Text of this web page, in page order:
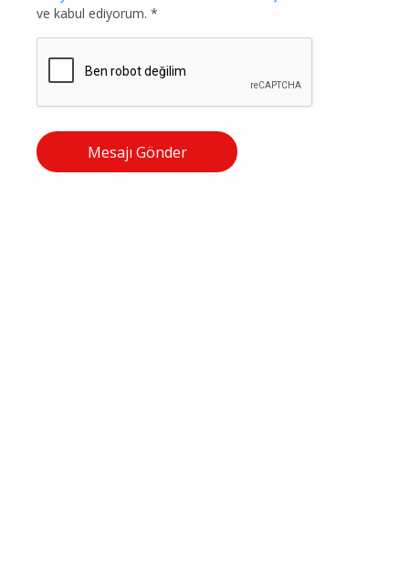
ve kabul ediyorum. *
Mesajı Gönder